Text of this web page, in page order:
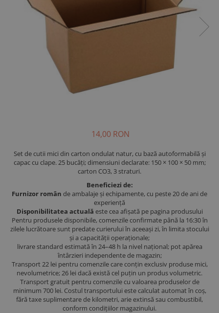
14,00 RON
Set de cutii mici din carton ondulat natur, cu bază autoformabilă și
capac cu clape. 25 bucăți; dimensiuni declarate: 150 × 100 × 50 mm;
carton CO3, 3 straturi.
Beneficiezi de:
Furnizor român de ambalaje și echipamente, cu peste 20 de ani de
experiență
Disponibilitatea actuală este cea afișată pe pagina produsului
Pentru produsele disponibile, comenzile confirmate până la 16:30 în
zilele lucrătoare sunt predate curierului în aceeași zi, în limita stocului
și a capacității operaționale;
livrare standard estimată în 24–48 h la nivel național; pot apărea
întârzieri independente de magazin;
Transport 22 lei pentru comenzile care conțin exclusiv produse mici,
nevolumetrice; 26 lei dacă există cel puțin un produs volumetric.
Transport gratuit pentru comenzile cu valoarea produselor de
minimum 700 lei. Costul transportului este calculat automat în coș,
fără taxe suplimentare de kilometri, arie extinsă sau combustibil,
conform condițiilor magazinului.